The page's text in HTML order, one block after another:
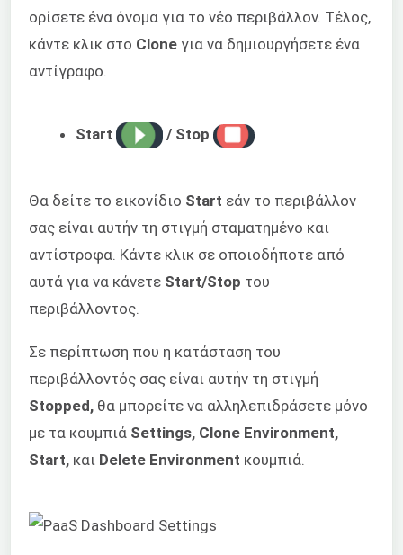
ορίσετε ένα όνομα για το νέο περιβάλλον. Τέλος,
κάντε κλικ στο Clone για να δημιουργήσετε ένα
αντίγραφο.
Start / Stop
Θα δείτε το εικονίδιο Start εάν το περιβάλλον
σας είναι αυτήν τη στιγμή σταματημένο και
αντίστροφα. Κάντε κλικ σε οποιοδήποτε από
αυτά για να κάνετε Start/Stop του
περιβάλλοντος.
Σε περίπτωση που η κατάσταση του
περιβάλλοντός σας είναι αυτήν τη στιγμή
Stopped, θα μπορείτε να αλληλεπιδράσετε μόνο
με τα κουμπιά Settings, Clone Environment,
Start, και Delete Environment κουμπιά.